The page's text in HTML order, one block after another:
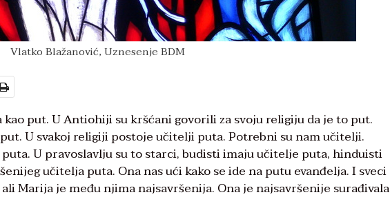
Vlatko Blažanović, Uznesenje BDM
put. U Antiohiji su kršćani govorili za svoju religiju da je to put.
U svakoj religiji postoje učitelji puta. Potrebni su nam učitelji.
U pravoslavlju su to starci, budisti imaju učitelje puta, hinduisti
učitelja puta. Ona nas ući kako se ide na putu evanđelja. I sveci
Marija je među njima najsavršenija. Ona je najsavršenije surađivala